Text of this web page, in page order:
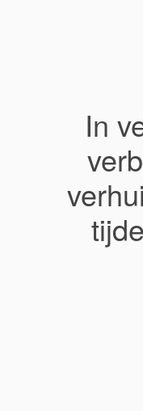
In